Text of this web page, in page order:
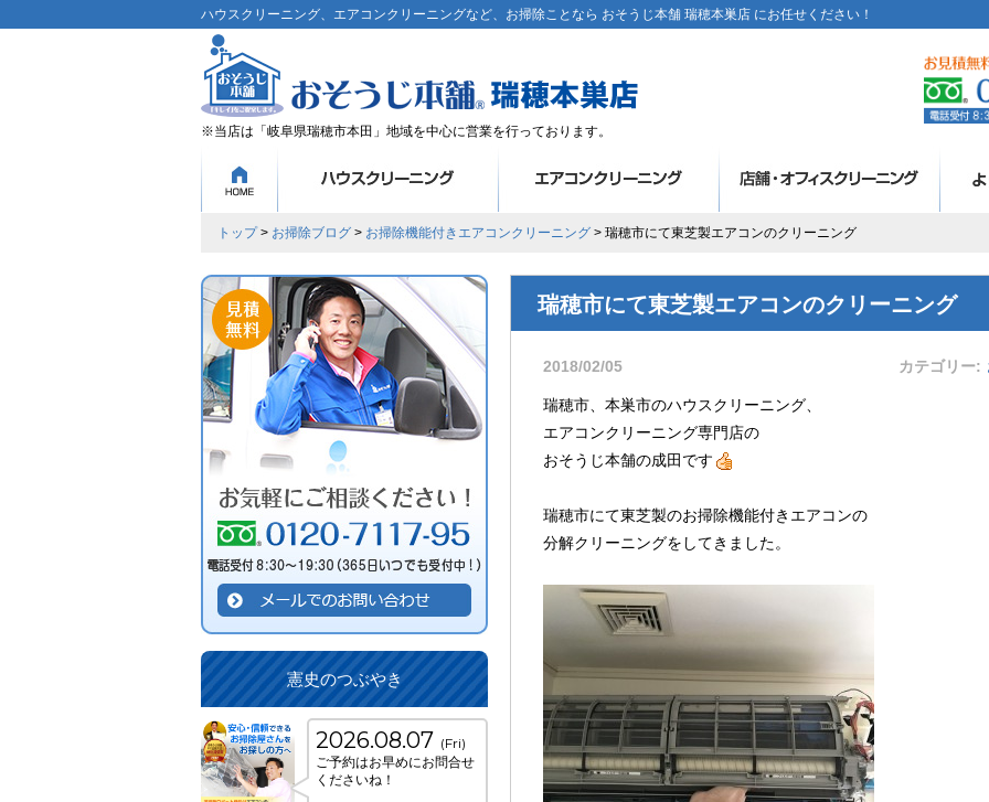
ハウスクリーニング、エアコンクリーニングなど、お掃除ことなら おそうじ本舗 瑞穂本巣店 にお任せください！
※当店は「岐阜県瑞穂市本田」地域を中心に営業を行っております。
トップ> お掃除ブログ > お掃除機能付きエアコンクリーニング > 瑞穂市にて東芝製エアコンのクリーニング
瑞穂市にて東芝製エアコンのクリーニング
2018/02/05 カテゴリー
瑞穂市、本巣市のハウスクリーニング、
エアコンクリーニング専門店の
おそうじ本舗の成田です
瑞穂市にて東芝製のお掃除機能付きエアコンの
分解クリーニングをしてきました。
憲史のつぶやき
2026.08.07 (Fri)
ご予約はお早めにお問合せ
くださいね！